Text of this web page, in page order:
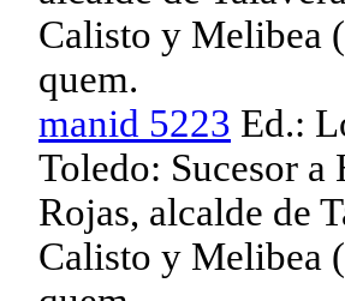
Calisto y Melibea
quem.
manid 5223 Ed.:
Toledo: Sucesor a
Rojas, alcalde de
Calisto y Melibea